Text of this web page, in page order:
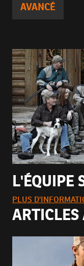
AVANCÉ
L'ÉQUIPE
PLUS
ARTICLES